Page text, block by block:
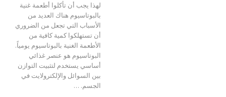
لهذا يجب أن تأكلوا أطعمة غنية
بالبوتاسيوم هناك العديد من
الأسباب التي تجعل من الضروري
أن تستهلكوا كمية كافية من
الأطعمة الغنية بالبوتاسيوم يومياً.
البوتاسيوم هو عنصر غذائي
أساسي يستخدم لتثبيت التوازن
بين السوائل والإلكترولايت في
الجسم. …